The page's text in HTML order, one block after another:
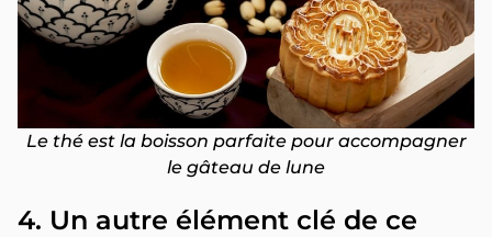
Le thé est la boisson parfaite pour accompagner
le gâteau de lune
4. Un autre élément clé de ce